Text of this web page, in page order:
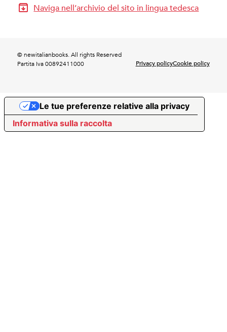
Naviga nell’archivio del sito in lingua tedesca
© newitalianbooks. All rights Reserved
Partita Iva 00892411000
Privacy policyCookie policy
Informativa sulla raccolta
Le tue preferenze relative alla privacy